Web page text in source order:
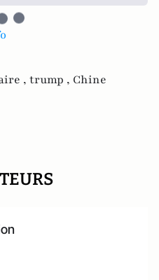
, trump , Chine